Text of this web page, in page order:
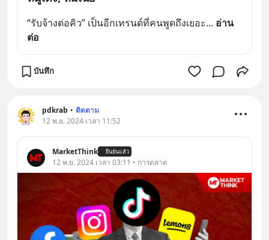
“รับจ้างต่อคิว” เป็นอีกเทรนด์ที่คนพูดถึงเยอะ... อ่าน
ต่อ
บันทึก
pdkrab • ติดตาม
12 พ.ย. 2024 เวลา 11:52
MarketThink ยืนยันแล้ว
12 พ.ย. 2024 เวลา 03:11 • การตลาด